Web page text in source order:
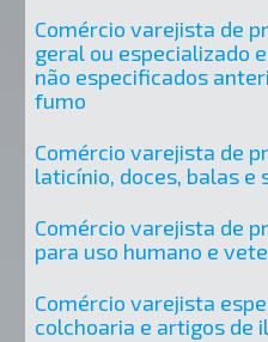
Comércio varejista de
geral ou especializado
não especificados
fumo
Comércio varejista de
laticínio, doces, balas e
Comércio varejista de
para uso humano e
Comércio varejista
colchoaria e artigos de